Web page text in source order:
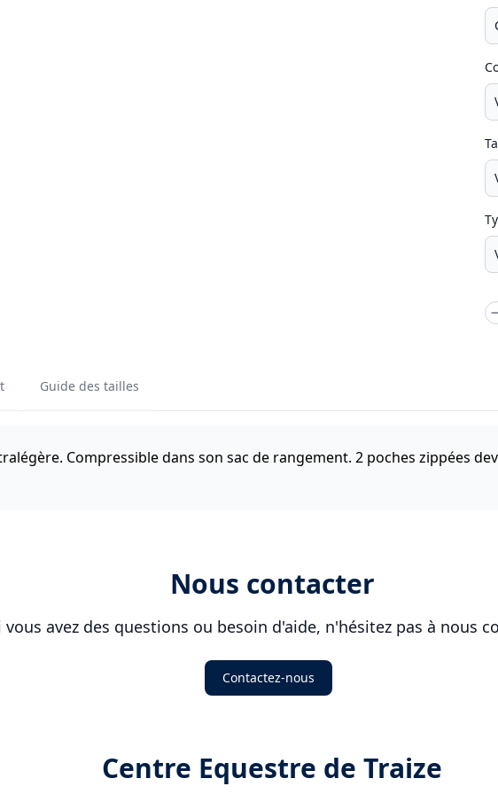
Guide des tailles
Compressible dans son sac de rangement. 2 poches zippées
Nous contacter
vous avez des questions ou besoin d'aide, n'hésitez pas à nous
Contactez-nous
Centre Equestre de Traize